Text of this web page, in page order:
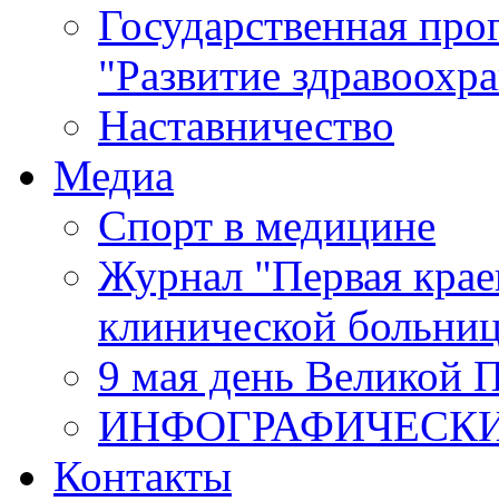
Государственная
"Развитие
Наставничество
Медиа
Спорт в медицине
Журнал "Первая
клинической
9 мая день Великой
Контакты